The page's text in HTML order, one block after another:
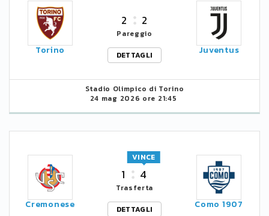
Torino
2 2
Pareggio
DETTAGLI
Juventus
Stadio Olimpico di Torino
24 mag 2026 ore 21:45
Cremonese
1 4
VINCE
Trasferta
DETTAGLI
Como 1907